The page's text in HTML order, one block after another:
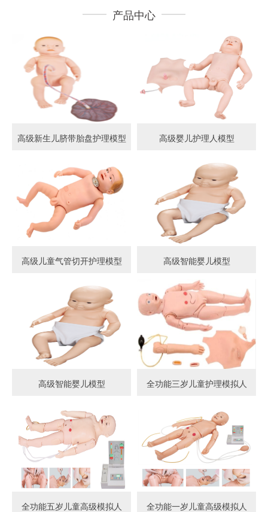
产品中心
高级新生儿脐带胎盘护理模型 高级婴儿护理人模型
高级儿童气管切开护理模型 高级智能婴儿模型
高级智能婴儿模型 全功能三岁儿童护理模拟人
全功能五岁儿童高级模拟人 全功能一岁儿童高级模拟人